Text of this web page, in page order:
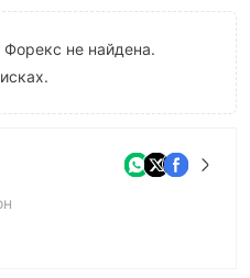
не найдена.